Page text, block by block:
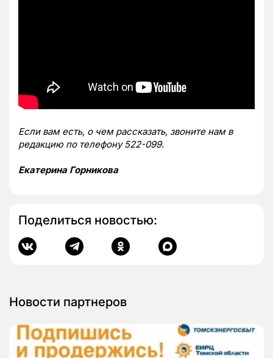
Если вам есть, о чем рассказать, звоните нам в
редакцию по телефону 522-099.
Екатерина Горникова
Поделиться новостью:
Новости партнеров